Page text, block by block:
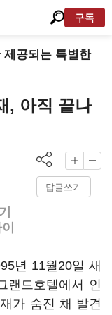
구독
제공되는 특별한
, 아직 끝나
답글쓰기
년 11월20일 새
랜드호텔에서 인
가 숨진 채 발견